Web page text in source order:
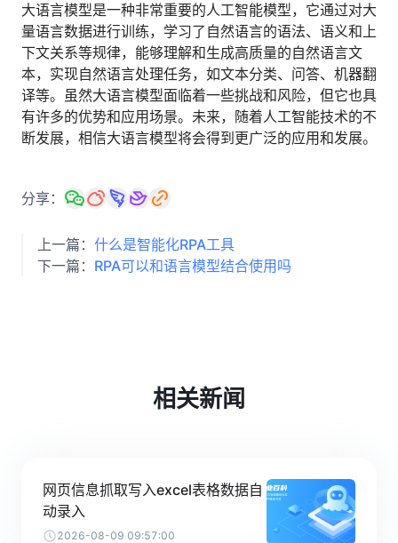
大语言模型是一种非常重要的人工智能模型，它通过对大
量语言数据进行训练，学习了自然语言的语法、语义和上
下文关系等规律，能够理解和生成高质量的自然语言文
本，实现自然语言处理任务，如文本分类、问答、机器翻
译等。虽然大语言模型面临着一些挑战和风险，但它也具
有许多的优势和应用场景。未来，随着人工智能技术的不
断发展，相信大语言模型将会得到更广泛的应用和发展。
分享：
上一篇： 什么是智能化RPA工具
下一篇： RPA可以和语言模型结合使用吗
相关新闻
网页信息抓取写入excel表格数据自
动录入
2026-08-09 09:57:00